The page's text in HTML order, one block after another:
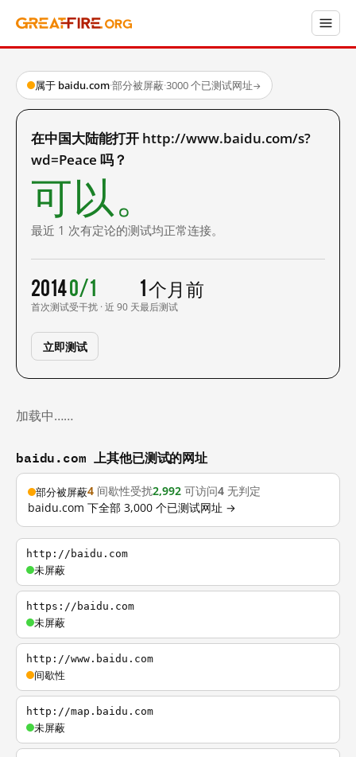
属于 baidu.com·部分被屏蔽·3000 个已测试网址→
在中国大陆能打开 http://www.baidu.com/s?
wd=Peace 吗？
可以。
最近 1 次有定论的测试均正常连接。
2014
首次测试
0/1
受干扰 · 近 90 天
1 个月前
最后测试
立即测试
加载中……
baidu.com 上其他已测试的网址
部分被屏蔽4 间歇性受扰2,992 可访问4 无判定
baidu.com 下全部 3,000 个已测试网址 →
http://baidu.com
未屏蔽
https://baidu.com
未屏蔽
http://www.baidu.com
间歇性
http://map.baidu.com
未屏蔽